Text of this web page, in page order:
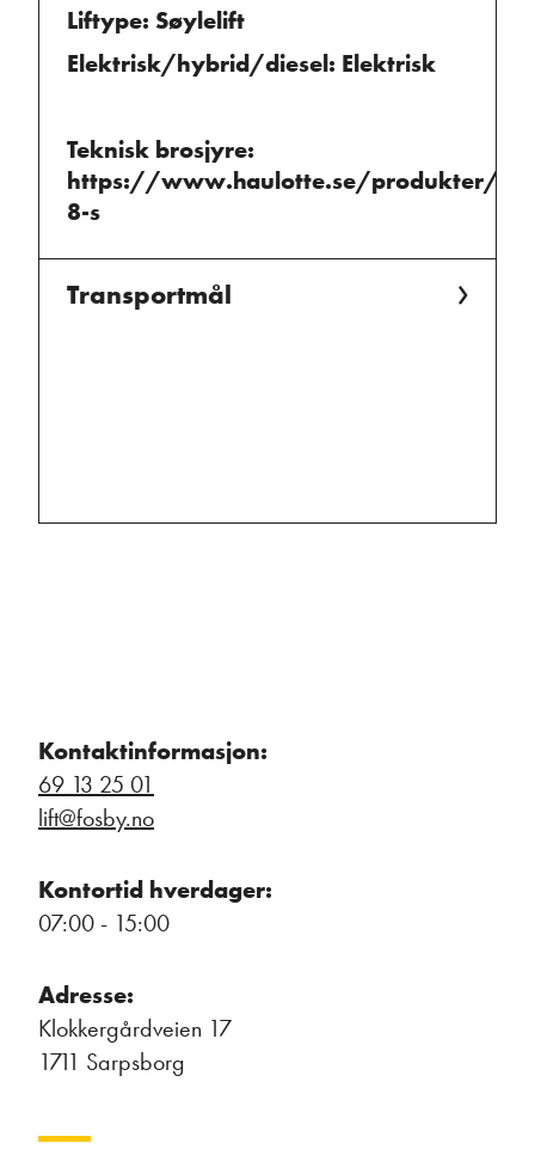
Liftype: Søylelift
Elektrisk/hybrid/diesel: Elektrisk
Teknisk brosjyre:
https://www.haulotte.se/produkter/
8-s
Transportmål
Kontaktinformasjon:
69 13 25 01
lift@fosby.no
Kontortid hverdager:
07:00 - 15:00
Adresse:
Klokkergårdveien 17
1711 Sarpsborg